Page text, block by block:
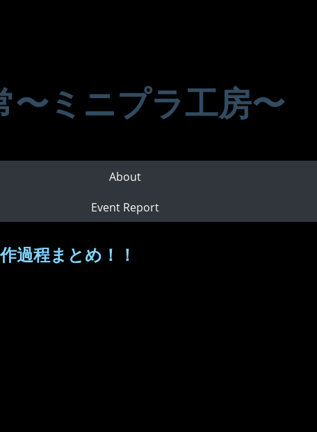
〜ミニプラ工房〜
About
Event Report
過程まとめ！！